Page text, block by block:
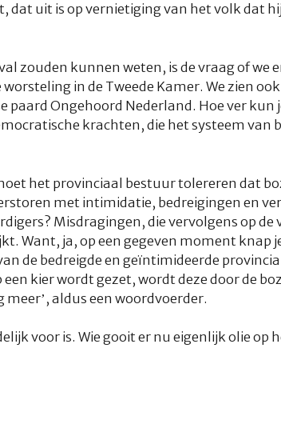
dat uit is op vernietiging van het volk dat
zouden kunnen weten, is de vraag of we
in de Tweede Kamer. We zien
Ongehoord Nederland. Hoe ver kun
krachten, die het systeem van
het provinciaal bestuur tolereren dat
met intimidatie, bedreigingen en
Misdragingen, die vervolgens op de
Want, ja, op een gegeven moment knap
de bedreigde en geïntimideerde
kier wordt gezet, wordt deze door de
aldus een woordvoerder.
voor is. Wie gooit er nu eigenlijk olie op